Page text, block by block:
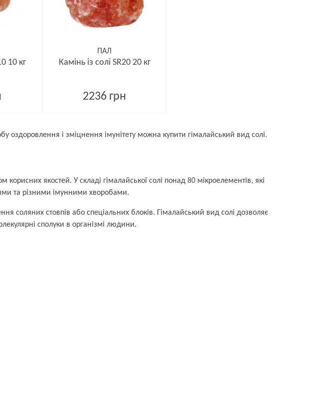
10 кг
ПАЛ
Камінь із солі SR20 20 кг
2236 грн
оздоровлення і зміцнення імунітету можна купити гімалайський вид солі.
якостей. У складі гімалайської солі понад 80 мікроелементів, які
та різними імунними хворобами.
соляних стовпів або спеціальних блоків. Гімалайський вид солі дозволяє
сполуки в організмі людини.